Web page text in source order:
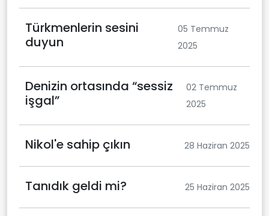
Türkmenlerin sesini
duyun
05 Temmuz
2025
Denizin ortasında “sessiz
işgal”
02 Temmuz
2025
Nikol'e sahip çıkın 28 Haziran 2025
Tanıdık geldi mi? 25 Haziran 2025